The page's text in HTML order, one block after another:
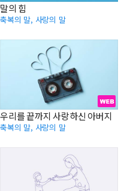
말의 힘
축복의 말, 사랑의 말
우리를 끝까지 사랑하신 아버지
축복의 말, 사랑의 말